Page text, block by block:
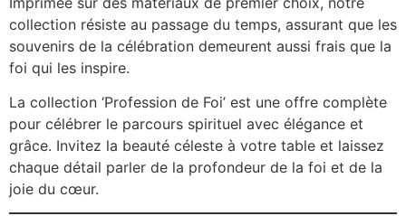
collection résiste au passage du temps, assurant que les
souvenirs de la célébration demeurent aussi frais que la
foi qui les inspire.
La collection ‘Profession de Foi’ est une offre complète
pour célébrer le parcours spirituel avec élégance et
grâce. Invitez la beauté céleste à votre table et laissez
chaque détail parler de la profondeur de la foi et de la
joie du cœur.